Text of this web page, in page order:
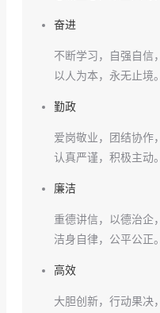
奋进
不断学习，自强自信，
以人为本，永无止境。
勤政
爱岗敬业，团结协作，
认真严谨，积极主动。
廉洁
重德讲信，以德治企，
洁身自律，公平公正。
高效
大胆创新，行动果决，